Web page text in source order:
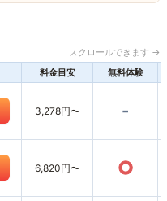
スクロールできます →
料金目安 無料体験
3,278円〜 -
6,820円〜 ○